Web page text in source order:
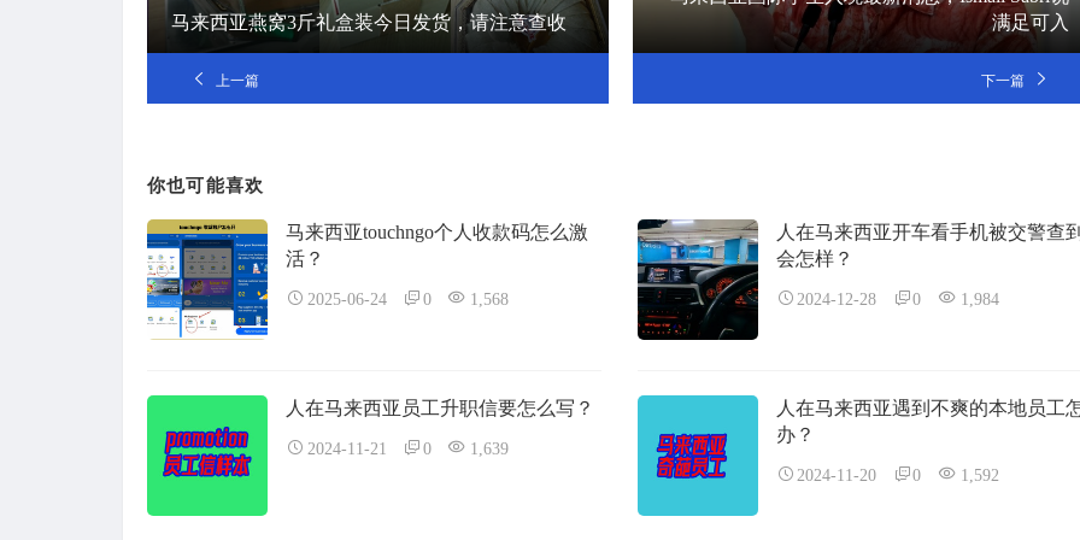
马来西亚燕窝3斤礼盒装今日发货，请注意查收
上一篇
满足可入
下一篇
你也可能喜欢
马来西亚touchngo个人收款码怎么激
活？
2025-06-24 0 1,568
人在马来西亚开车看手机被交警查
会怎样？
2024-12-28 0 1,984
人在马来西亚员工升职信要怎么写？
2024-11-21 0 1,639
人在马来西亚遇到不爽的本地员工
办？
2024-11-20 0 1,592